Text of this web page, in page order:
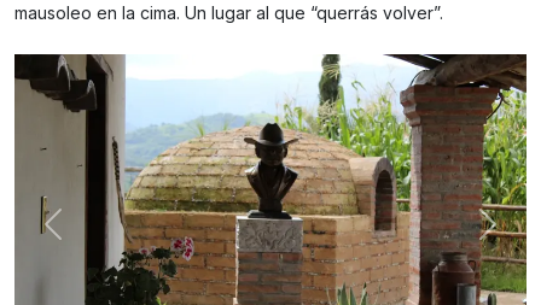
mausoleo en la cima. Un lugar al que “querrás volver”.